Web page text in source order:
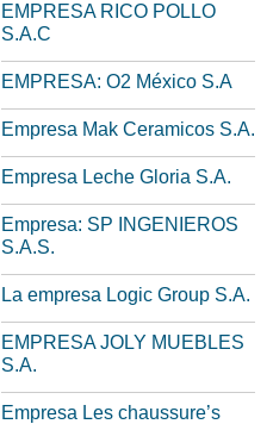
EMPRESA RICO POLLO
S.A.C
EMPRESA: O2 México S.A
Empresa Mak Ceramicos S.A.
Empresa Leche Gloria S.A.
Empresa: SP INGENIEROS
S.A.S.
La empresa Logic Group S.A.
EMPRESA JOLY MUEBLES
S.A.
Empresa Les chaussure’s